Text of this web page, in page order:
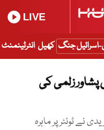
LIVE
اسرائیل جنگ کھیل انٹرٹینمنٹ
پی ایس ایل 6 میں پشاور زلمی کی
نے ٹوئٹر پر ماہرہ